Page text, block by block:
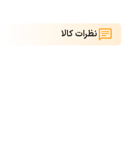
نظرات کالا